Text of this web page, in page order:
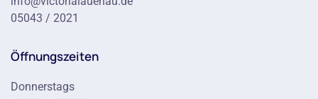
05043 / 2021
Öffnungszeiten
Donnerstags